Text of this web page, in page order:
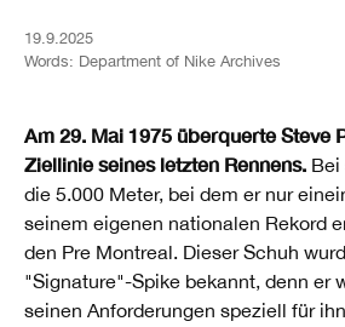
19.9.2025
Words: Department of Nike Archives
Am 29. Mai 1975 überquerte Steve
Ziellinie seines letzten Rennens. Bei
die 5.000 Meter, bei dem er nur
seinem eigenen nationalen Rekord
den Pre Montreal. Dieser Schuh
"Signature"-Spike bekannt, denn er
seinen Anforderungen speziell für